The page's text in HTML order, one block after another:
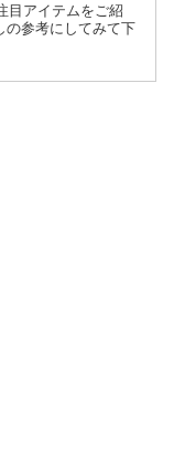
目アイテムをご紹
の参考にしてみて下